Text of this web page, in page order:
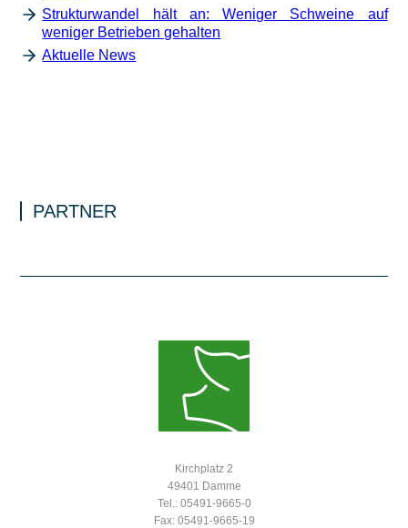
Strukturwandel hält an: Weniger Schweine auf
weniger Betrieben gehalten
Aktuelle News
PARTNER
Kirchplatz 2
49401 Damme
Tel.: 05491-9665-0
Fax: 05491-9665-19